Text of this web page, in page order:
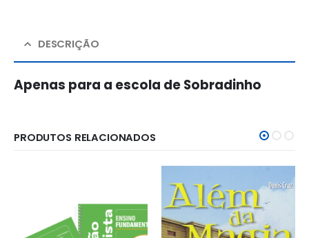
DESCRIÇÃO
Apenas para a escola de Sobradinho
PRODUTOS RELACIONADOS